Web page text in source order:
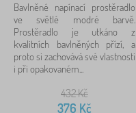
Bavlněné napínací prostěradlo
ve světlé modré barvě.
Prostěradlo je utkáno z
kvalitních bavlněných přízí, a
proto si zachovává své vlastnosti
i při opakovaném...
432Kč
376 Kč